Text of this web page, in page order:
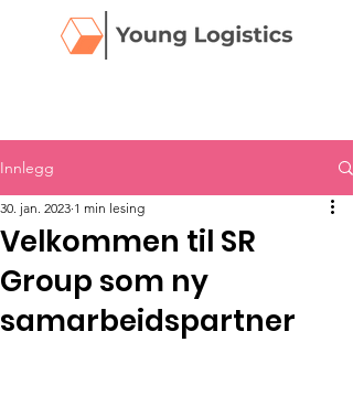
Innlegg
Velkommen til SR
Group som ny
samarbeidspartner
30. jan. 2023 1 min lesing